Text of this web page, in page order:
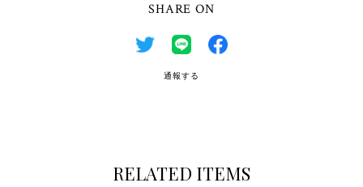
SHARE ON
通報する
RELATED ITEMS